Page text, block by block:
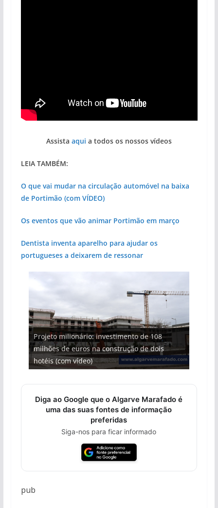
Assista aqui a todos os nossos vídeos
LEIA TAMBÉM:
O que vai mudar na circulação automóvel na baixa
de Portimão (com VÍDEO)
Os eventos que vão animar Portimão em março
Dentista inventa aparelho para ajudar os
portugueses a deixarem de ressonar
Projeto milionário: investimento de 108
milhões de euros na construção de dois
hotéis (com vídeo)
Tapas do mar a 3 euros cada. Nova rota
gastronómica nasce no Algarve
Foto do dia: uma cidade algarvia que cresceu
entre redes e fábricas
Tempestades roubam areia de praias e põem
arribas em risco no Algarve (com vídeo)
Milagre da água. Fontes emblemáticas do
Algarve voltam a ter vida (com vídeo)
Diga ao Google que o Algarve Marafado é
uma das suas fontes de informação
preferidas
Siga-nos para ficar informado
pub